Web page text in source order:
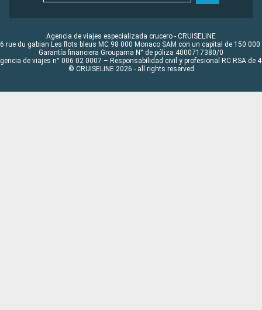
Agencia de viajes especializada crucero - CRUISELINE
rue du gabian Les flots bleus MC 98 000 Monaco SAM con un capital de 150 000
Garantía financiera Groupama N° de póliza 4000717380/0
de viajes n° 006 02 0007 – Responsabilidad civil y profesional RC RSA de
© CRUISELINE 2026 - all rights reserved